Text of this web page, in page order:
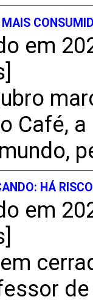
em
Café,
HÁ
em